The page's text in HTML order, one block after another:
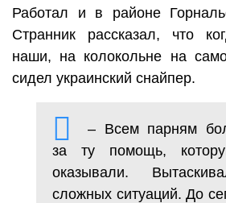
Работал и в районе
Странник рассказал, что
наши, на колокольне на
сидел украинский снайпер.
– Всем парням
за ту помощь,
оказывали.
сложных ситуаций. До